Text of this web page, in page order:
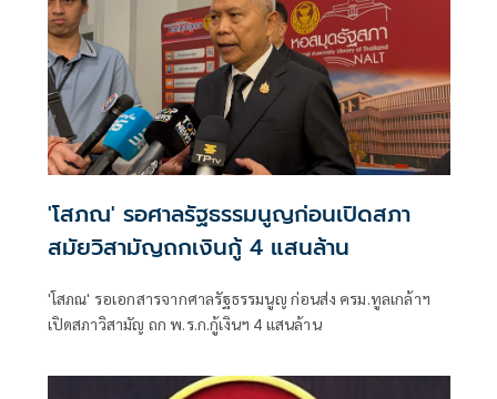
'โสภณ' รอศาลรัฐธรรมนูญก่อนเปิดสภา
สมัยวิสามัญถกเงินกู้ 4 แสนล้าน
'โสภณ' รอเอกสารจากศาลรัฐธรรมนูญ ก่อนส่ง ครม.ทูลเกล้าฯ
เปิดสภาวิสามัญ ถก พ.ร.ก.กู้เงินฯ 4 แสนล้าน